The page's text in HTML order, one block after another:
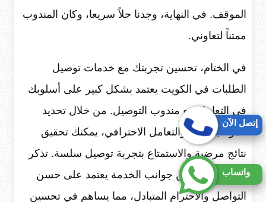
الموقف. في النهاية، وجدنا حلاً سريعا، وكان المندوب
ممتناً لتعاوني.
في الختام، تحسين تجربتك مع خدمات توصيل
الطلبات في الكويت يعتمد بشكل كبير على أسلوبك
في التعامل مع مندوب التوصيل. من خلال تحديد
المواعيد بدقة والتعامل الاحترافي، يمكنك تحقيق
نتائج مرضية والاستمتاع بتجربة توصيل سلسة. تذكر
أن كل جانب من جوانب الخدمة يعتمد على حسن
التواصل والاحترام المتبادل، مما يساهم في تحسين
واتساب
إتصل الآن